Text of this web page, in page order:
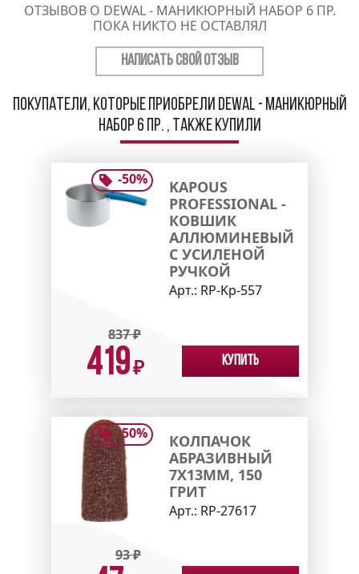
ОТЗЫВОВ О DEWAL - МАНИКЮРНЫЙ НАБОР 6 ПР.
ПОКА НИКТО НЕ ОСТАВЛЯЛ
НАПИСАТЬ СВОЙ ОТЗЫВ
Покупатели, которые приобрели Dewal - Маникюрный
набор 6 пр. , также купили
-50%
KAPOUS
PROFESSIONAL -
КОВШИК
АЛЛЮМИНЕВЫЙ
С УСИЛЕНОЙ
РУЧКОЙ
Арт.: RP-Kp-557
837₽
419₽ Купить
-50%
КОЛПАЧОК
АБРАЗИВНЫЙ
7X13ММ, 150
ГРИТ
Арт.: RP-27617
93₽